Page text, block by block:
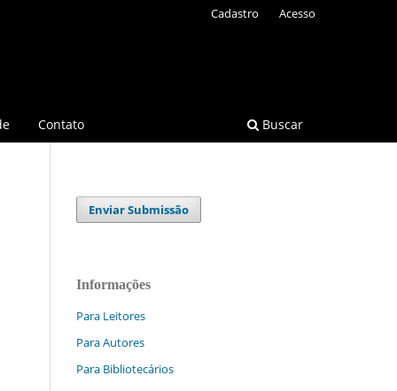
Contato Buscar
Cadastro Acesso
Enviar Submissão
Informações
Para Leitores
Para Autores
Para Bibliotecários